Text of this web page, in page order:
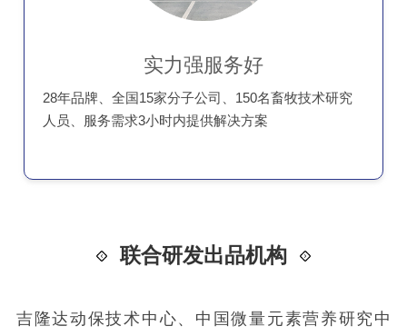
实力强服务好
28年品牌、全国15家分子公司、150名畜牧技术研究
人员、服务需求3小时内提供解决方案
联合研发出品机构
吉隆达动保技术中心、中国微量元素营养研究中